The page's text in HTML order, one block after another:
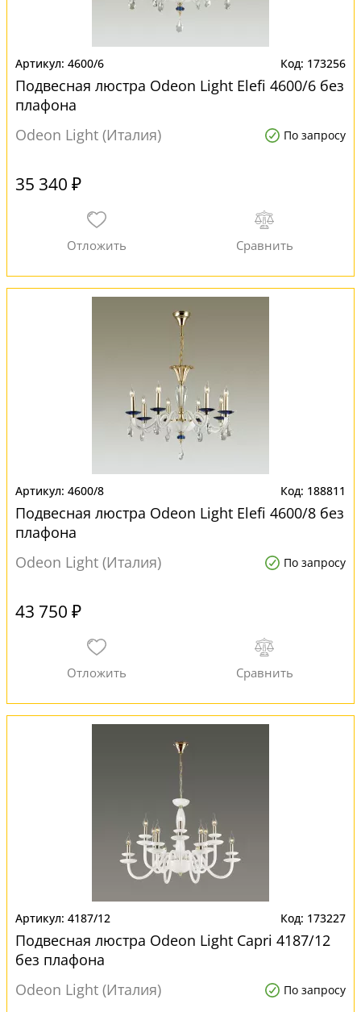
4600/6 173256
Подвесная люстра Odeon Light Elefi 4600/6 без
плафона
Odeon Light (Италия)
По запросу
35 340 ₽
4600/8 188811
Подвесная люстра Odeon Light Elefi 4600/8 без
плафона
Odeon Light (Италия)
По запросу
43 750 ₽
4187/12 173227
Подвесная люстра Odeon Light Capri 4187/12
без плафона
Odeon Light (Италия)
По запросу